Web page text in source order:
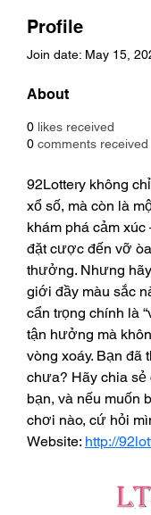
Profile
Join date: May 15,
About
0 likes received
0 comments received
92Lottery không
xổ số, mà còn là
khám phá cảm
đặt cược đến vỡ
thưởng. Nhưng
giới đầy màu sắc
cẩn trọng chính là
tận hưởng mà
vòng xoáy. Bạn đã
chưa? Hãy chia sẻ
bạn, và nếu muốn
chơi nào, cứ hỏi
Website: http://